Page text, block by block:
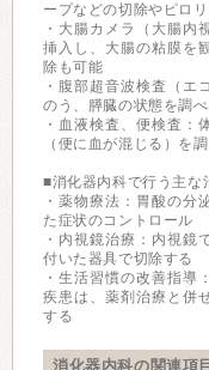
ープなどの切除やピロ
・大腸カメラ（大腸内
挿入し、大腸の粘膜を
除も可能
・腹部超音波検査（エ
のう、膵臓の状態を調
・血液検査、便検査：
（便に血が混じる）を
■消化器内科で行う主な
・薬物療法：胃酸の分
た症状のコントロール
・内視鏡治療：内視鏡
付いた器具で切除する
・生活習慣の改善指導
疾患は、薬剤治療と併
する
消化器内科の関連項